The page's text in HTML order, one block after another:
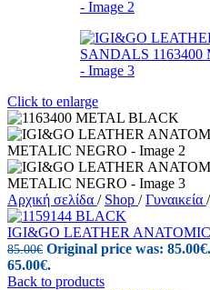
Click to enlarge
Αρχική σελίδα / Shop / Γυναικεία /
IGI&GO LEATHER
85.00€ Original price was: 85.00€.
65.00€.
Back to products